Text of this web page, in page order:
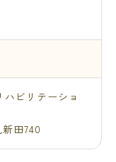
ビリテーショ
田740